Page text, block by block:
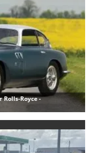
Royce -